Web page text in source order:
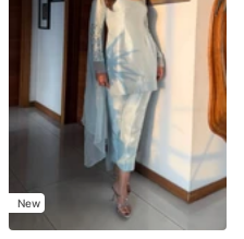
New